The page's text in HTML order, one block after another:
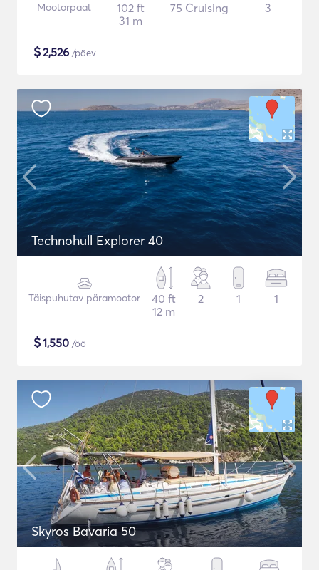
Mootorpaat
102 ft
31 m
75 Cruising 3
$2,526 /päev
Technohull Explorer 40
Täispuhutav päramootor
40 ft
12 m
2 1 1
$1,550 /öö
Skyros Bavaria 50